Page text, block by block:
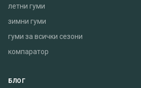
летни гуми
зимни гуми
гуми за всички сезони
компаратор
БЛОГ